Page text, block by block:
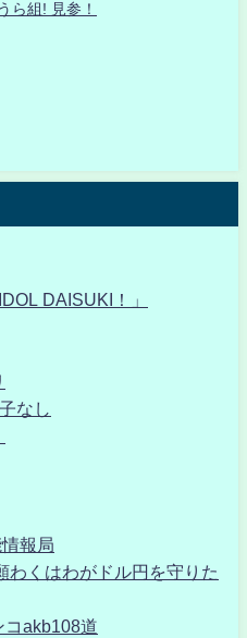
ら組! 見参！
DAISUKI！」
なし
報局
わくはわがドル円を守りた
コakb108道